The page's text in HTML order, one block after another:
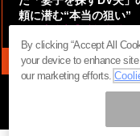
頼に潜む“本当の狙い”
ページ内の商標は全て
By clicking “Accept All
your device to enhance
our marketing efforts.